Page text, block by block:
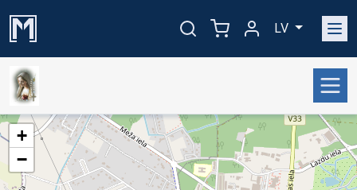
LV
+
−